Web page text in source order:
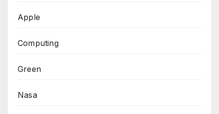
Apple
Computing
Green
Nasa